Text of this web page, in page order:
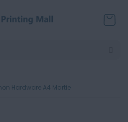
Hardware A4 Martie